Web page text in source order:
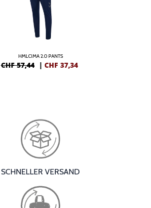
HMLCIMA 2.0 PANTS
CHF 57,44 | CHF 37,34
SCHNELLER VERSAND